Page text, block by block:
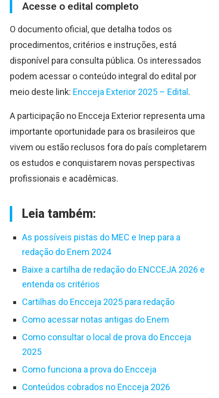
Acesse o edital completo
O documento oficial, que detalha todos os
procedimentos, critérios e instruções, está
disponível para consulta pública. Os interessados
podem acessar o conteúdo integral do edital por
meio deste link: Encceja Exterior 2025 – Edital .
A participação no Encceja Exterior representa uma
importante oportunidade para os brasileiros que
vivem ou estão reclusos fora do país completarem
os estudos e conquistarem novas perspectivas
profissionais e acadêmicas.
Leia também:
As possíveis pistas do MEC e Inep para a
redação do Enem 2024
Baixe a cartilha de redação do ENCCEJA 2026 e
entenda os critérios
Cartilhas do Encceja 2025 para redação
Como acessar notas antigas do Enem
Como consultar o local de prova do Encceja
2025
Como funciona a prova do Encceja
Conteúdos cobrados no Encceja 2026